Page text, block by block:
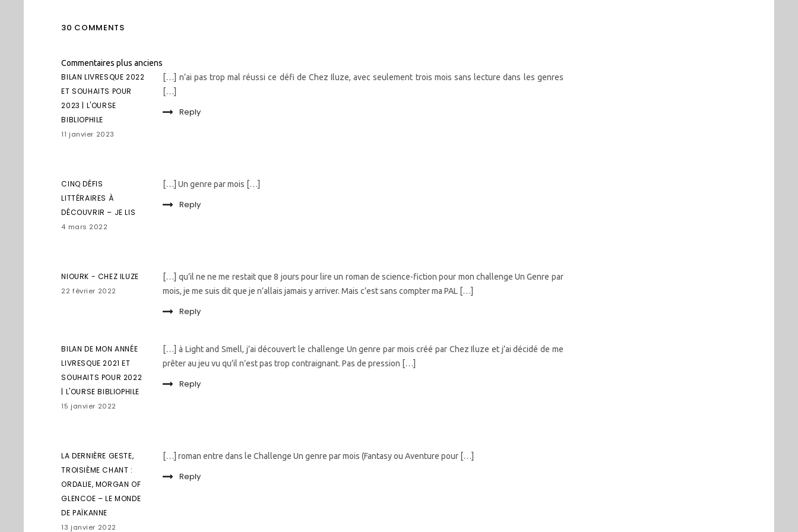
30 COMMENTS
Navigation
dans
les
commentaires
Commentaires plus anciens
BILAN LIVRESQUE 2022
ET SOUHAITS POUR
2023 | L'OURSE
BIBLIOPHILE
11 janvier 2023
[…] n’ai pas trop mal réussi ce défi de Chez Iluze, avec seulement trois mois sans lecture dans les genres
[…]
Reply
CINQ DÉFIS
LITTÉRAIRES À
DÉCOUVRIR – JE LIS
4 mars 2022
[…] Un genre par mois […]
Reply
NIOURK - CHEZ ILUZE
22 février 2022
[…] qu’il ne ne me restait que 8 jours pour lire un roman de science-fiction pour mon challenge Un Genre par
mois, je me suis dit que je n’allais jamais y arriver. Mais c’est sans compter ma PAL […]
Reply
BILAN DE MON ANNÉE
LIVRESQUE 2021 ET
SOUHAITS POUR 2022
| L'OURSE BIBLIOPHILE
15 janvier 2022
[…] à Light and Smell, j’ai découvert le challenge Un genre par mois créé par Chez Iluze et j’ai décidé de me
prêter au jeu vu qu’il n’est pas trop contraignant. Pas de pression […]
Reply
LA DERNIÈRE GESTE,
TROISIÈME CHANT :
ORDALIE, MORGAN OF
GLENCOE – LE MONDE
DE PAÏKANNE
13 janvier 2022
[…] roman entre dans le Challenge Un genre par mois (Fantasy ou Aventure pour […]
Reply